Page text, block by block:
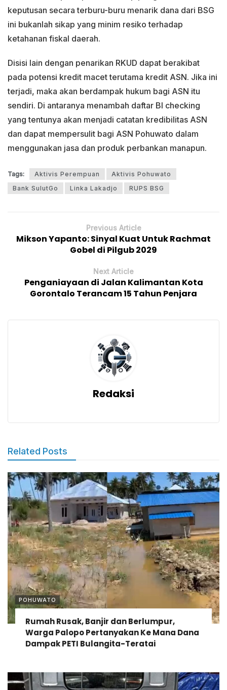
keputusan secara terburu-buru menarik dana dari BSG
ini bukanlah sikap yang minim resiko terhadap
ketahanan fiskal daerah.
Disisi lain dengan penarikan RKUD dapat berakibat
pada potensi kredit macet terutama kredit ASN. Jika ini
terjadi, maka akan berdampak hukum bagi ASN itu
sendiri. Di antaranya menambah daftar BI checking
yang tentunya akan menjadi catatan kredibilitas ASN
dan dapat mempersulit bagi ASN Pohuwato dalam
menggunakan jasa dan produk perbankan manapun.
Tags: Aktivis Perempuan
Aktivis Pohuwato
Bank SulutGo
Linka Lakadjo RUPS BSG
Previous Article
Mikson Yapanto: Sinyal Kuat Untuk Rachmat
Gobel di Pilgub 2029
Next Article
Penganiayaan di Jalan Kalimantan Kota
Gorontalo Terancam 15 Tahun Penjara
Redaksi
Related Posts
POHUWATO
Rumah Rusak, Banjir dan Berlumpur,
Warga Palopo Pertanyakan Ke Mana Dana
Dampak PETI Bulangita-Teratai